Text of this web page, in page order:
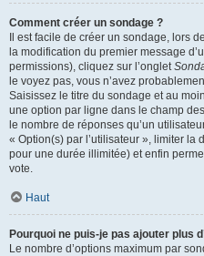
Comment créer un sondage ?
Il est facile de créer un sondage, lors
la modification du premier message
permissions), cliquez sur l’onglet
le voyez pas, vous n’avez
Saisissez le titre du sondage et au
une option par ligne dans le champ
le nombre de réponses qu’un
« Option(s) par l’utilisateur », limiter la
pour une durée illimitée) et enfin
vote.
Haut
Pourquoi ne puis-je pas ajouter plus
Le nombre d’options maximum par